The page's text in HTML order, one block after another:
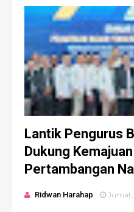
Lantik Pengurus
Dukung
Pertambangan
Ridwan Harahap Jumat,